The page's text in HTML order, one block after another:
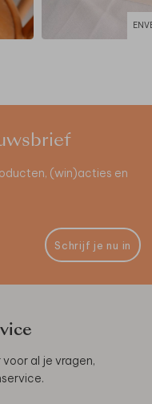
(win)acties en
Schrijf je nu in
al je vragen,
.